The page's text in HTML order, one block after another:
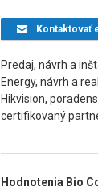
Kontaktovať
Predaj, návrh a
Energy, návrh a
Hikvision,
certifikovaný
Hodnotenia Bio